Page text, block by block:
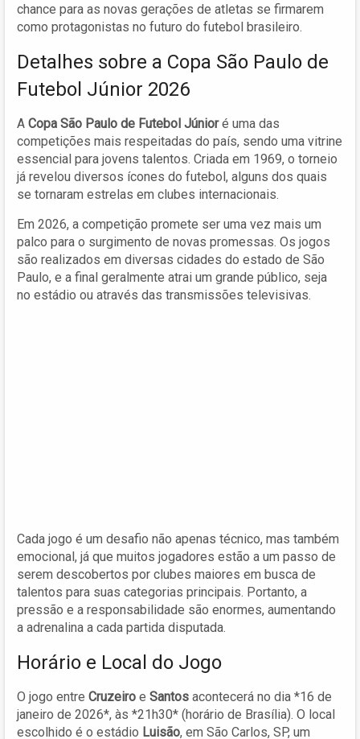
chance para as novas gerações de atletas se firmarem
como protagonistas no futuro do futebol brasileiro.
Detalhes sobre a Copa São Paulo de
Futebol Júnior 2026
A Copa São Paulo de Futebol Júnioré uma das
competições mais respeitadas do país, sendo uma vitrine
essencial para jovens talentos. Criada em 1969, o torneio
já revelou diversos ícones do futebol, alguns dos quais
se tornaram estrelas em clubes internacionais.
Em 2026, a competição promete ser uma vez mais um
palco para o surgimento de novas promessas. Os jogos
são realizados em diversas cidades do estado de São
Paulo, e a final geralmente atrai um grande público, seja
no estádio ou através das transmissões televisivas.
Cada jogo é um desafio não apenas técnico, mas também
emocional, já que muitos jogadores estão a um passo de
serem descobertos por clubes maiores em busca de
talentos para suas categorias principais. Portanto, a
pressão e a responsabilidade são enormes, aumentando
a adrenalina a cada partida disputada.
Horário e Local do Jogo
O jogo entre Cruzeiro e Santos acontecerá no dia *16 de
janeiro de 2026*, às *21h30* (horário de Brasília). O local
escolhido é o estádio Luisão, em São Carlos, SP, um